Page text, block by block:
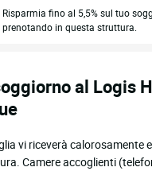
Risparmia fino al 5,5% sul tuo
prenotando in questa struttura.
al Logis
vi riceverà calorosamente
Camere accoglienti